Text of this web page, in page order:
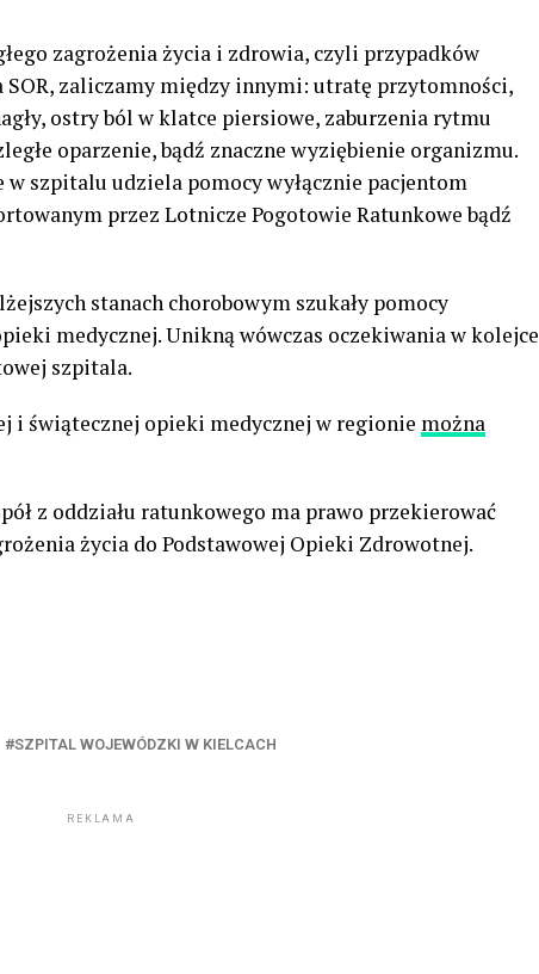
zagrożenia życia i zdrowia, czyli przypadków
SOR, zaliczamy między innymi: utratę przytomności,
ostry ból w klatce piersiowe, zaburzenia rytmu
oparzenie, bądź znaczne wyziębienie organizmu.
w szpitalu udziela pomocy wyłącznie pacjentom
przez Lotnicze Pogotowie Ratunkowe bądź
stanach chorobowym szukały pomocy
medycznej. Unikną wówczas oczekiwania w kolejce
szpitala.
i świątecznej opieki medycznej w regionie można
z oddziału ratunkowego ma prawo przekierować
życia do Podstawowej Opieki Zdrowotnej.
SZPITAL WOJEWÓDZKI W KIELCACH
REKLAMA